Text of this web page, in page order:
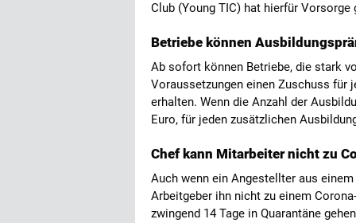
Club (Young TIC) hat hierfür
Betriebe können
Ab sofort können Betriebe, die stark
Voraussetzungen einen Zuschuss für
erhalten. Wenn die Anzahl der
Euro, für jeden zusätzlichen
Chef kann Mitarbeiter nicht zu
Auch wenn ein Angestellter aus
Arbeitgeber ihn nicht zu einem
zwingend 14 Tage in Quarantäne